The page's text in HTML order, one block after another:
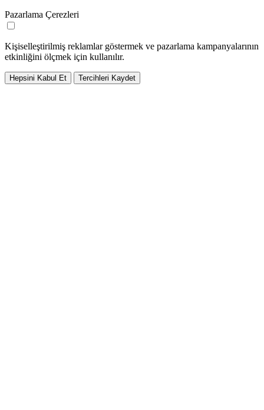
Pazarlama Çerezleri
Kişiselleştirilmiş reklamlar göstermek ve pazarlama kampanyalarının
etkinliğini ölçmek için kullanılır.
Hepsini Kabul Et Tercihleri Kaydet